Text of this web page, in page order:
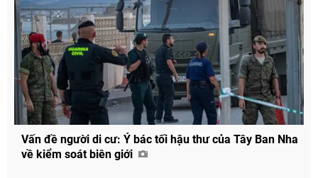
Vấn đề người di cư: Ý bác tối hậu thư của Tây Ban Nha
về kiểm soát biên giới